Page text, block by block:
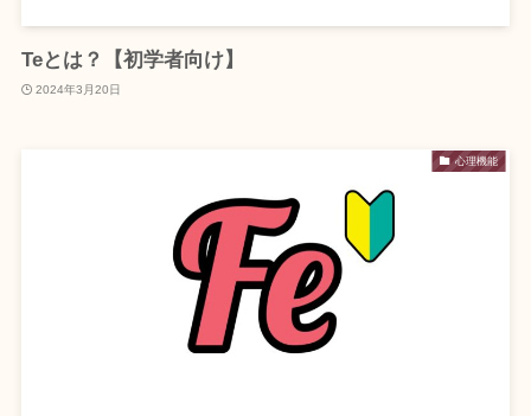
Teとは？【初学者向け】
2024年3月20日
心理機能